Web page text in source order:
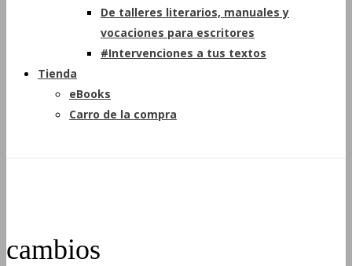
De talleres literarios, manuales y
vocaciones para escritores
#Intervenciones a tus textos
Tienda
eBooks
Carro de la compra
cambios